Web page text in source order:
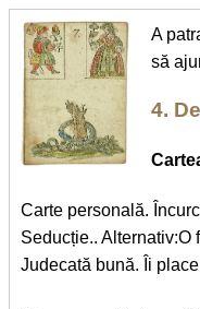
A
să
4.
Carte personală.
Seducție.. Alternativ:O
Judecată bună. Îi